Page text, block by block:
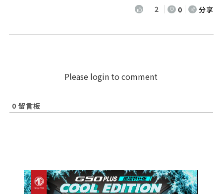
2 0 分享
Please login to comment
0 留言板